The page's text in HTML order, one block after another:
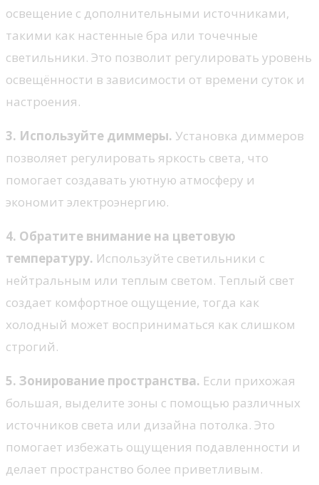
освещение с дополнительными источниками,
такими как настенные бра или точечные
светильники. Это позволит регулировать уровень
освещённости в зависимости от времени суток и
настроения.
3. Используйте диммеры. Установка диммеров
позволяет регулировать яркость света, что
помогает создавать уютную атмосферу и
экономит электроэнергию.
4. Обратите внимание на цветовую
температуру. Используйте светильники с
нейтральным или теплым светом. Теплый свет
создает комфортное ощущение, тогда как
холодный может восприниматься как слишком
строгий.
5. Зонирование пространства. Если прихожая
большая, выделите зоны с помощью различных
источников света или дизайна потолка. Это
помогает избежать ощущения подавленности и
делает пространство более приветливым.